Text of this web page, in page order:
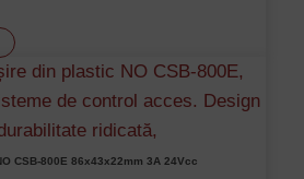
CSB-800E 86x43x22mm 3A 24Vcc